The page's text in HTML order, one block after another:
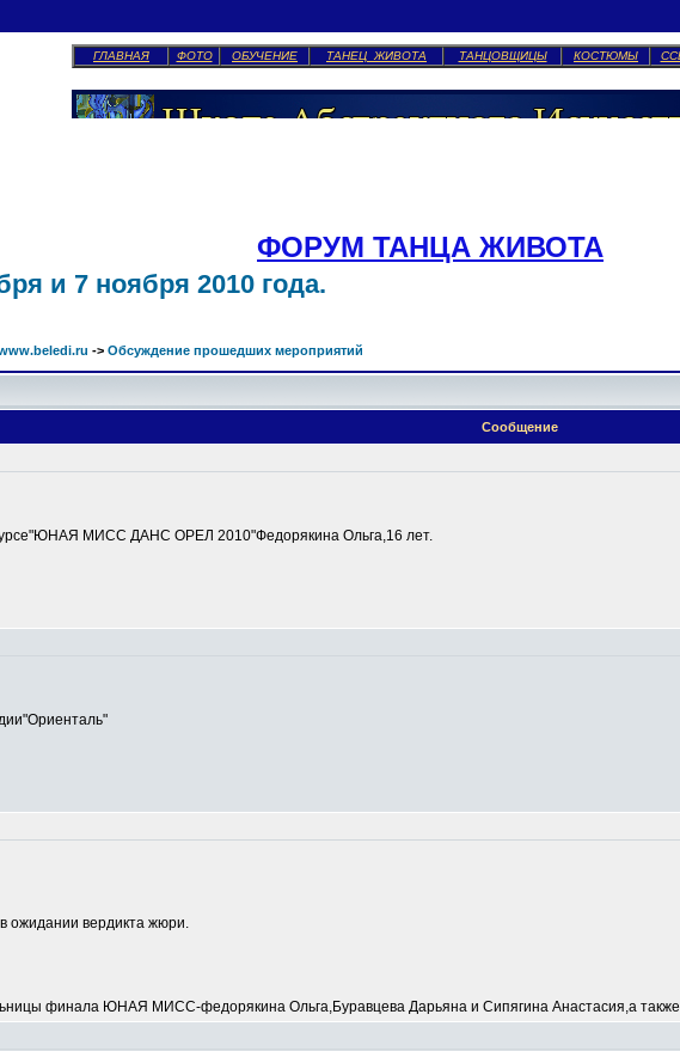
ГЛАВНАЯ ФОТО ОБУЧЕНИЕ ТАНЕЦ ЖИВОТА ТАНЦОВЩИЦЫ КОСТЮМЫ
ФОРУМ ТАНЦА ЖИВОТА
и 7 ноября 2010 года.
-> Обсуждение прошедших мероприятий
Сообщение
МИСС ДАНС ОРЕЛ 2010"Федорякина Ольга,16 лет.
ожидании вердикта жюри.
финала ЮНАЯ МИСС-федорякина Ольга,Буравцева Дарьяна и Сипягина Анастасия,а